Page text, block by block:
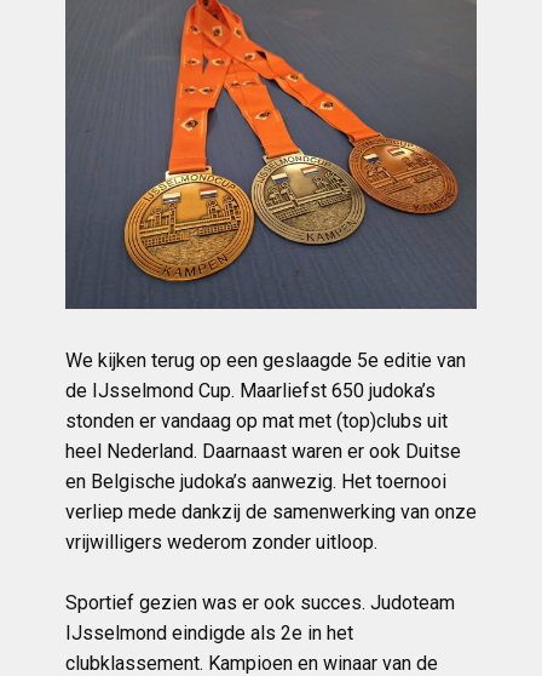
We kijken terug op een geslaagde 5e editie van
de IJsselmond Cup. Maarliefst 650 judoka’s
stonden er vandaag op mat met (top)clubs uit
heel Nederland. Daarnaast waren er ook Duitse
en Belgische judoka’s aanwezig. Het toernooi
verliep mede dankzij de samenwerking van onze
vrijwilligers wederom zonder uitloop.
Sportief gezien was er ook succes. Judoteam
IJsselmond eindigde als 2e in het
clubklassement. Kampioen en winaar van de